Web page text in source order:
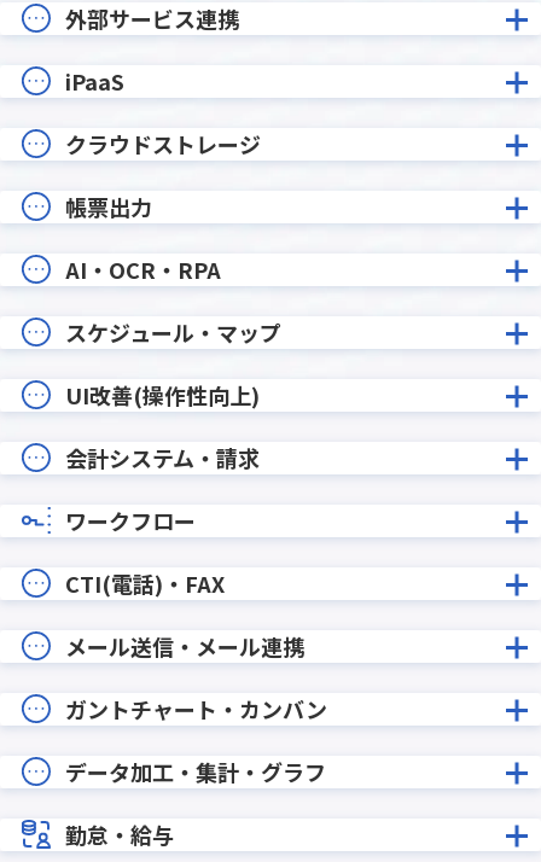
外部サービス連携
iPaaS
クラウドストレージ
帳票出力
AI・OCR・RPA
スケジュール・マップ
UI改善(操作性向上)
会計システム・請求
ワークフロー
CTI(電話)・FAX
メール送信・メール連携
ガントチャート・カンバン
データ加工・集計・グラフ
勤怠・給与